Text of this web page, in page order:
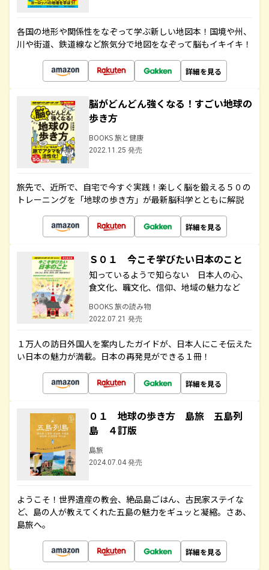
各国の地形や関係性をなぞって学ぶ新しい地図本！国境や州、
川や街道、鉄道線など旅気分で地図をなぞって脳もイキイキ！
詳細を見る
脳がどんどん強くなる！すごい地球の
歩き方
BOOKS 旅と健康
2022.11.25 発売
旅先で、近所で、自宅で今すぐ実践！楽しく脳を鍛える５０の
トレーニングを「地球の歩き方」が最新脳科学とともに解説
詳細を見る
Ｓ０１ 今こそ学びたい日本のこと
知っているようで知らない 日本人の心、
食文化、職文化、信仰、地域の魅力など
BOOKS 旅の読み物
2022.07.21 発売
１万人の訪日外国人を案内したガイドが、日本人にこそ伝えた
い日本の魅力が満載。日本の再発見ができる１冊！
詳細を見る
０１ 地球の歩き方 島旅 五島列
島 ４訂版
島旅
2024.07.04 発売
ようこそ！世界遺産の教会、絶品島ごはん、古民家ステイな
ど、島の人が教えてくれた五島の魅力をギュッと凝縮。さあ、
島旅へ。
詳細を見る